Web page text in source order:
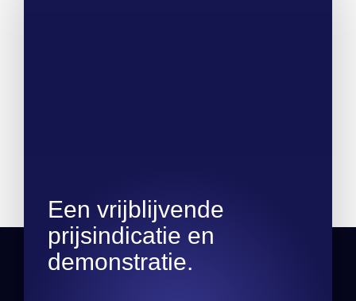
Een vrijblijvende
prijsindicatie en
demonstratie.